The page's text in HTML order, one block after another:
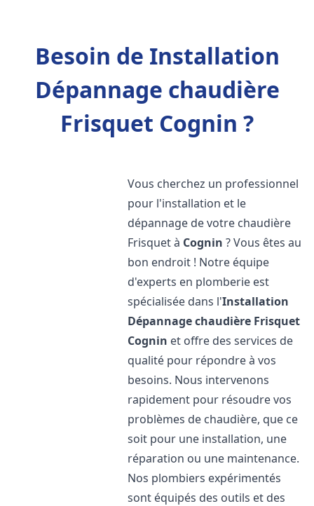
Besoin de Installation
Dépannage chaudière
Frisquet Cognin ?
Vous cherchez un professionnel
pour l'installation et le
dépannage de votre chaudière
Frisquet à Cognin ? Vous êtes au
bon endroit ! Notre équipe
d'experts en plomberie est
spécialisée dans l'Installation
Dépannage chaudière Frisquet
Cognin et offre des services de
qualité pour répondre à vos
besoins. Nous intervenons
rapidement pour résoudre vos
problèmes de chaudière, que ce
soit pour une installation, une
réparation ou une maintenance.
Nos plombiers expérimentés
sont équipés des outils et des